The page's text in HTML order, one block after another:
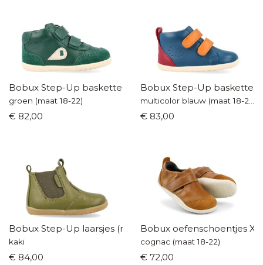
Bobux Step-Up baskettertje
groen (maat 18-22)
€ 82,00
Bobux Step-Up
€ 83,00
Bobux Step-Up laarsjes (maat 18-22)
kaki
€ 84,00
Bobux oefenschoentjes
cognac (maat 18-22)
€ 72,00